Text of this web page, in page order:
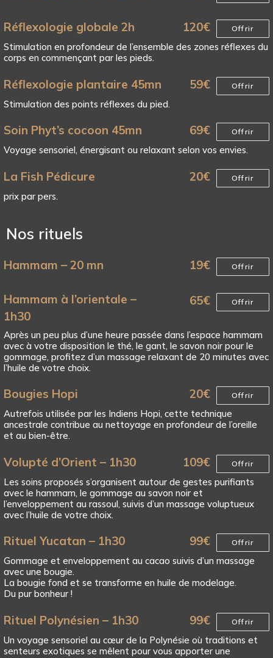
Réflexologie globale 2h 120€ Offrir
Stimulation en profondeur de l’ensemble des zones réflexes du
corps en commençant par les pieds.
Réflexologie plantaire 45mn 59€ Offrir
Stimulation des points réflexes du pied.
Soin Phyt’s cocoon 45mn 69€ Offrir
Voyage sensoriel, énergisant ou relaxant selon vos envies.
La Fish Pédicure 20€ Offrir
prix par pers.
Nos rituels
Hammam – 20 mn 19€ Offrir
Hammam à l’orientale –
1h30
65€ Offrir
Après un peu plus d’une heure passée dans l’espace hammam
avec à votre disposition le thé, le gant, le savon noir pour le
gommage, profitez d’un massage relaxant de 20 minutes avec
l’huile de votre choix.
Bougies Hopi 20€ Offrir
Autrefois utilisée par les Indiens Hopi, cette technique
ancestrale contribue au nettoyage en profondeur de l’oreille
et au bien-être.
Volupté d’Orient – 1h30 109€ Offrir
Les soins proposés s’organisent autour de gestes purifiants
avec le hammam, le gommage au savon noir et
l’enveloppement au rassoul, suivis d’un massage voluptueux
avec l’huile de votre choix.
Rituel Yucatan – 1h30 99€ Offrir
Gommage et enveloppement au cacao suivis d’un massage
avec une bougie.
La bougie fond et se transforme en huile de modelage.
Du pur bonheur !
Rituel Polynésien – 1h30 99€ Offrir
Un voyage sensoriel au cœur de la Polynésie où traditions et
senteurs exotiques se mêlent pour vous apporter une